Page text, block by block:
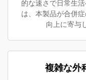
的な速さで日常生
は、本製品が合併
向上に寄与
複雑な外